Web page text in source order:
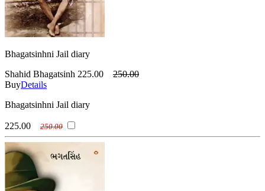
Bhagatsinhni Jail diary
Shahid Bhagatsinh 225.00
250.00
BuyDetails
Bhagatsinhni Jail diary
225.00 250.00